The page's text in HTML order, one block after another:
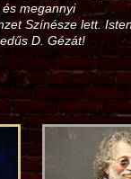
megannyi
Színésze lett.
D. Gézát!